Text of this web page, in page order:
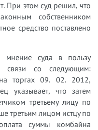
При этом суд решил, что
собственником
средство поставлено
суда в пользу
связи со следующим:
торгах 09. 02. 2012,
указывает, что затем
третьему лицу по
третьим лицом истцу по
суммы комбайна